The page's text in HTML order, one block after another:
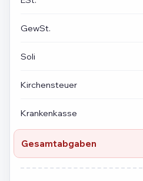
GewSt.
Soli
Kirchensteuer
Krankenkasse
Gesamtabgaben